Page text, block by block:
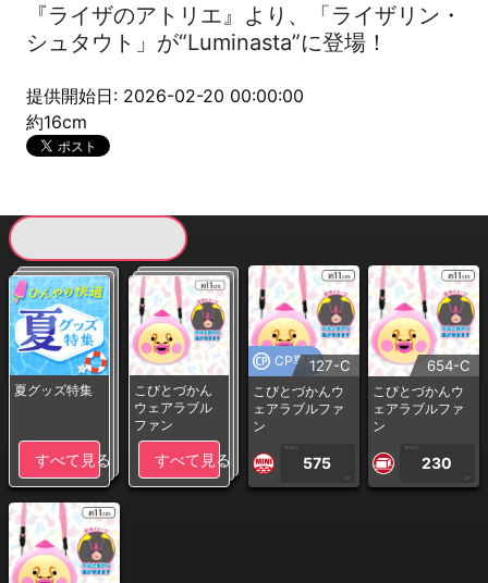
『ライザのアトリエ』より、「ライザリン・
シュタウト」が“Luminasta”に登場！
提供開始日: 2026-02-20 00:00:00
約16cm
夏グッズ特集
すべて見る
こびとづかん
ウェアラブル
ファン
すべて見る
CP専用127-C
こびとづかんウ
ェアラブルファ
ン
1PLAY
575
CP
654-C
こびとづかんウ
ェアラブルファ
ン
1PLAY
230
CP